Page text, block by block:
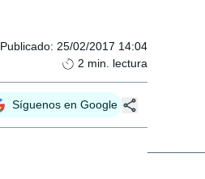
Publicado: 25/02/2017 14:04
2 min. lectura
Síguenos en Google